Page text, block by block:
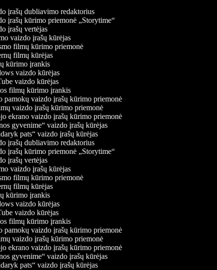
įrašų dubliavimo redaktorius
įrašų kūrimo priemonė „Storytime“
įrašų vertėjas
vaizdo įrašų kūrėjas
filmų kūrimo priemonė
filmų kūrėjas
kūrimo įrankis
vaizdo kūrėjas
vaizdo kūrėjas
filmų kūrimo įrankis
vaizdo įrašų kūrimo priemonė
vaizdo įrašų kūrimo priemonė
ekrano vaizdo įrašų kūrimo priemonė
gyvenime“ vaizdo įrašų kūrėjas
pats“ vaizdo įrašų kūrėjas
įrašų dubliavimo redaktorius
įrašų kūrimo priemonė „Storytime“
įrašų vertėjas
vaizdo įrašų kūrėjas
filmų kūrimo priemonė
filmų kūrėjas
kūrimo įrankis
vaizdo kūrėjas
vaizdo kūrėjas
filmų kūrimo įrankis
vaizdo įrašų kūrimo priemonė
vaizdo įrašų kūrimo priemonė
ekrano vaizdo įrašų kūrimo priemonė
gyvenime“ vaizdo įrašų kūrėjas
pats“ vaizdo įrašų kūrėjas